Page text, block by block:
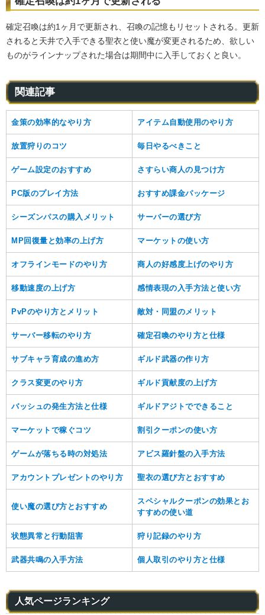
確定召喚は約1ヶ月で更新され、召喚の記憶もリセットされる。更新
されると天井で入手できる聖衣と使い魔が変更されるため、欲しい
ものがラインナップされた場合は期間中に入手しておくと良い。
関連記事
金策の効率的なやり方 アイテム自動使用のやり方
放置狩りのコツ 毎日やるべきこと
ゲーム設定のおすすめ さすらい商人の見つけ方
PC版のプレイ方法 おすすめ課金パッケージ
シーズンパスの購入メリット サーバーの選び方
MP回復量と効率の上げ方 マーケットの使い方
オフラインモードのやり方 商人の好感度上げのやり方
移動速度の上げ方 感情表現の入手方法と使い方
PvPのやり方とメリット 敵対・同盟のメリット
サーバー移転のやり方 確定召喚のやり方と仕様
サブキャラ育成の進め方 ギルド武器の作り方
クラス変更のやり方 ギルド貢献度の上げ方
バッシュの発生方法と仕様 ギルドアジトでできること
マーケットで稼ぐコツ 割引クーポンの使い方
ゲームが落ちる時の対処法 アビス羅針盤の入手方法
アカウントプレゼントのやり方 聖衣の選び方とおすすめ
使い魔の選び方とおすすめ
スペシャルクーポンの効果とお
すすめの使い道
状態異常と行動阻害 狩り記録のやり方
武器共鳴の入手方法 個人取引のやり方と仕様
人気ページランキング